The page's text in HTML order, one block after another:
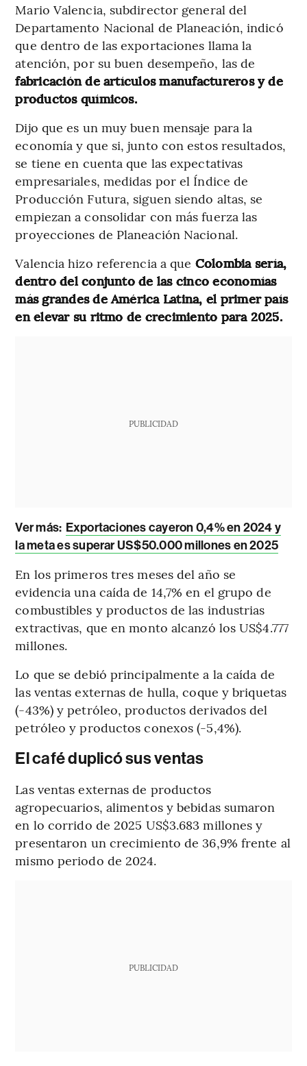
Mario Valencia, subdirector general del
Departamento Nacional de Planeación, indicó
que dentro de las exportaciones llama la
atención, por su buen desempeño, las de
fabricación de artículos manufactureros y de
productos químicos.
Dijo que es un muy buen mensaje para la
economía y que si, junto con estos resultados,
se tiene en cuenta que las expectativas
empresariales, medidas por el Índice de
Producción Futura, siguen siendo altas, se
empiezan a consolidar con más fuerza las
proyecciones de Planeación Nacional.
Valencia hizo referencia a que Colombia sería,
dentro del conjunto de las cinco economías
más grandes de América Latina, el primer país
en elevar su ritmo de crecimiento para 2025.
PUBLICIDAD
Ver más: Exportaciones cayeron 0,4% en 2024 y
la meta es superar US$50.000 millones en 2025
En los primeros tres meses del año se
evidencia una caída de 14,7% en el grupo de
combustibles y productos de las industrias
extractivas, que en monto alcanzó los US$4.777
millones.
Lo que se debió principalmente a la caída de
las ventas externas de hulla, coque y briquetas
(-43%) y petróleo, productos derivados del
petróleo y productos conexos (-5,4%).
El café duplicó sus ventas
Las ventas externas de productos
agropecuarios, alimentos y bebidas sumaron
en lo corrido de 2025 US$3.683 millones y
presentaron un crecimiento de 36,9% frente al
mismo periodo de 2024.
PUBLICIDAD